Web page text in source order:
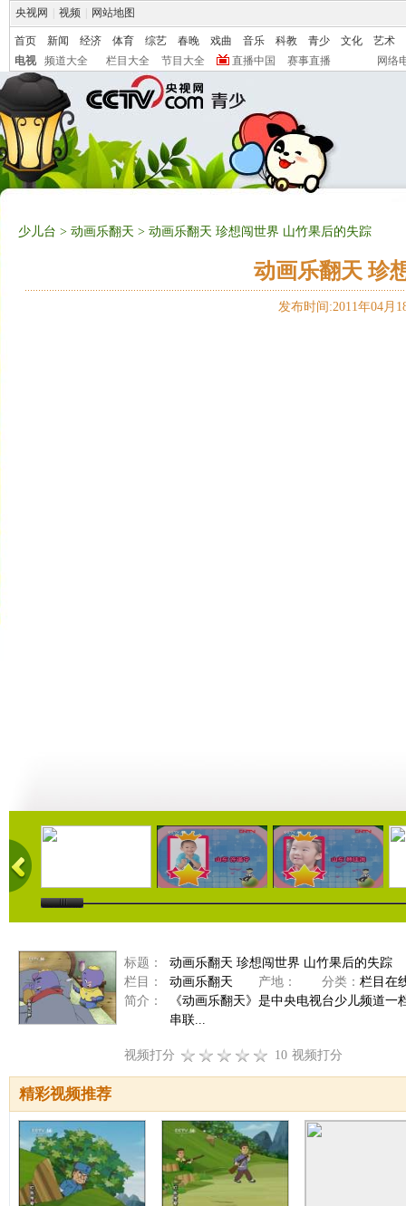
央视网 视频 网站地图
首页 新闻 经济 体育 综艺 春晚 戏曲 音乐 科教 青少 文化
艺术
电视
频道大全 栏目大全 节目大全 直播中国 赛事直播 网络
少儿台 > 动画乐翻天 > 动画乐翻天 珍想闯世界 山竹果后的失踪
动画乐翻天 珍
发布时间:2011年04月
01:03 01:03 01:03
标题：
动画乐翻天 珍想闯世界 山竹果后的失踪
栏目：
动画乐翻天 产地： 分类： 栏目在
简介：
《动画乐翻天》是中央电视台少儿频道
串联...
视频打分 10 视频打分
精彩视频推荐